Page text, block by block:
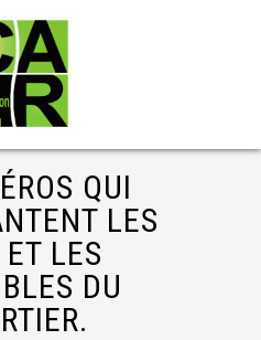
QUI
LES
ET LES
DU